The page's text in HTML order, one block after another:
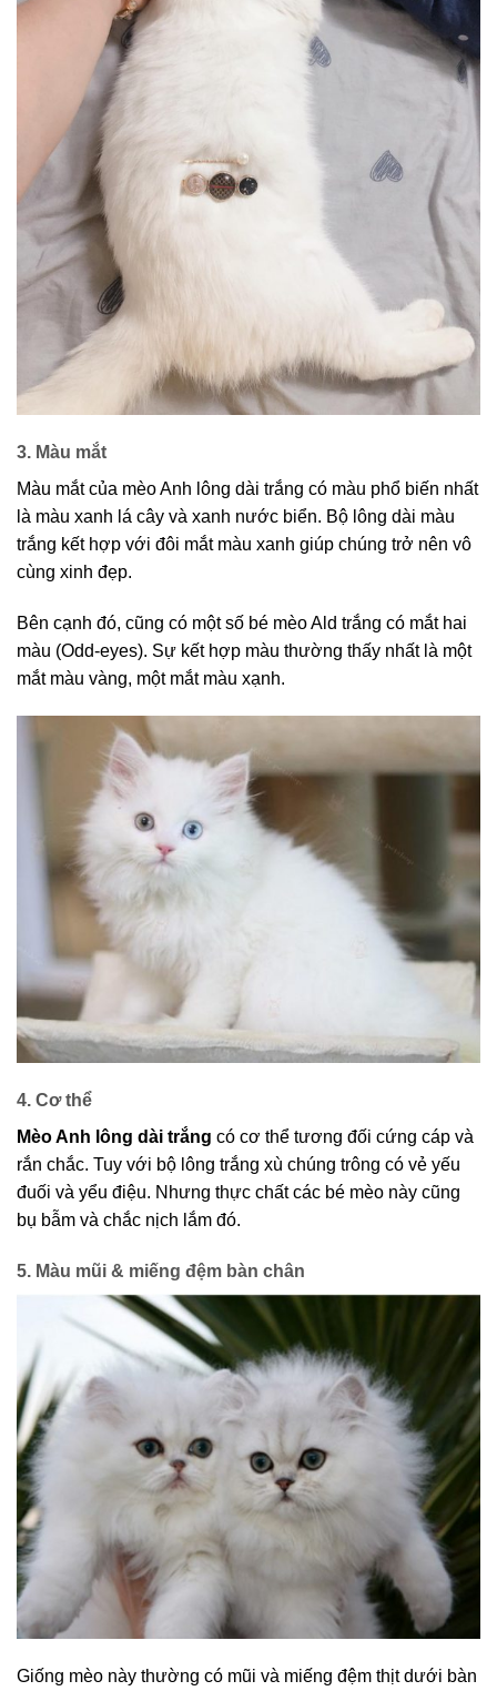
3. Màu mắt
Màu mắt của mèo Anh lông dài trắng có màu phổ biến nhất
là màu xanh lá cây và xanh nước biển. Bộ lông dài màu
trắng kết hợp với đôi mắt màu xanh giúp chúng trở nên vô
cùng xinh đẹp.
Bên cạnh đó, cũng có một số bé mèo Ald trắng có mắt hai
màu (Odd-eyes). Sự kết hợp màu thường thấy nhất là một
mắt màu vàng, một mắt màu xạnh.
4. Cơ thể
Mèo Anh lông dài trắng có cơ thể tương đối cứng cáp và
rắn chắc. Tuy với bộ lông trắng xù chúng trông có vẻ yếu
đuối và yểu điệu. Nhưng thực chất các bé mèo này cũng
bụ bẫm và chắc nịch lắm đó.
5. Màu mũi & miếng đệm bàn chân
Giống mèo này thường có mũi và miếng đệm thịt dưới bàn